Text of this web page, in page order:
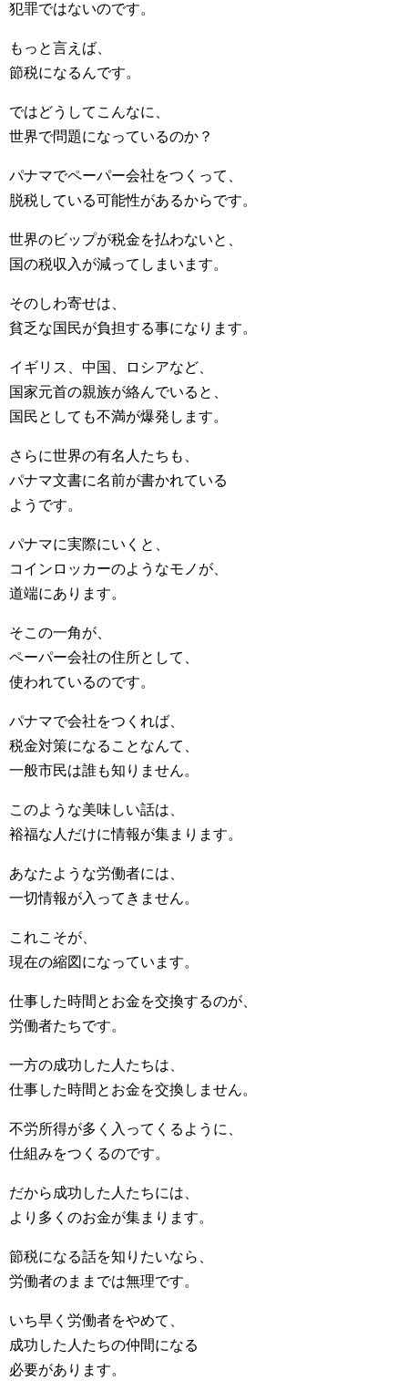
犯罪ではないのです。
もっと言えば、
節税になるんです。
ではどうしてこんなに、
世界で問題になっているのか？
パナマでペーパー会社をつくって、
脱税している可能性があるからです。
世界のビップが税金を払わないと、
国の税収入が減ってしまいます。
そのしわ寄せは、
貧乏な国民が負担する事になります。
イギリス、中国、ロシアなど、
国家元首の親族が絡んでいると、
国民としても不満が爆発します。
さらに世界の有名人たちも、
パナマ文書に名前が書かれている
ようです。
パナマに実際にいくと、
コインロッカーのようなモノが、
道端にあります。
そこの一角が、
ペーパー会社の住所として、
使われているのです。
パナマで会社をつくれば、
税金対策になることなんて、
一般市民は誰も知りません。
このような美味しい話は、
裕福な人だけに情報が集まります。
あなたような労働者には、
一切情報が入ってきません。
これこそが、
現在の縮図になっています。
仕事した時間とお金を交換するのが、
労働者たちです。
一方の成功した人たちは、
仕事した時間とお金を交換しません。
不労所得が多く入ってくるように、
仕組みをつくるのです。
だから成功した人たちには、
より多くのお金が集まります。
節税になる話を知りたいなら、
労働者のままでは無理です。
いち早く労働者をやめて、
成功した人たちの仲間になる
必要があります。